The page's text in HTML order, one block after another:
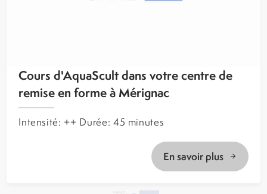
Cours d'AquaScult dans votre centre de
remise en forme à Mérignac
Intensité: ++ Durée: 45 minutes
En savoir plus